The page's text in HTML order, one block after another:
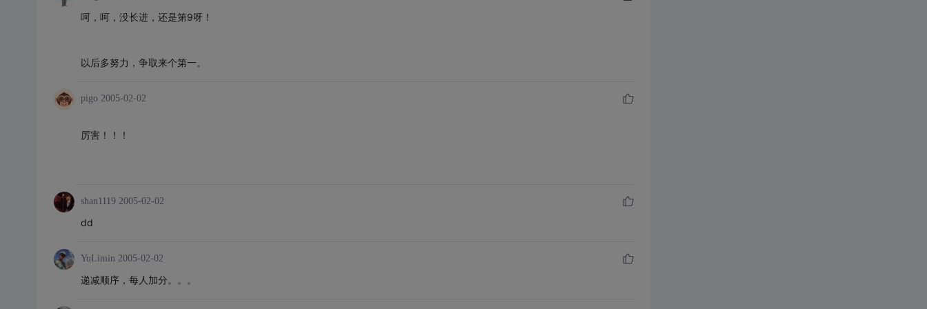
呵，呵，没长进，还是第9呀！
以后多努力，争取来个第一。
pigo 2005-02-02
厉害！！！
shan1119 2005-02-02
dd
YuLimin 2005-02-02
递减顺序，每人加分。。。